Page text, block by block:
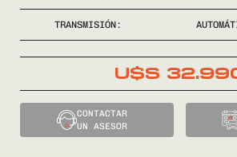
VENDÉ
FINANCIÁ
NOSOTROS
TRANSMISIÓN:
U$S
CONTACTAR
UN ASESOR